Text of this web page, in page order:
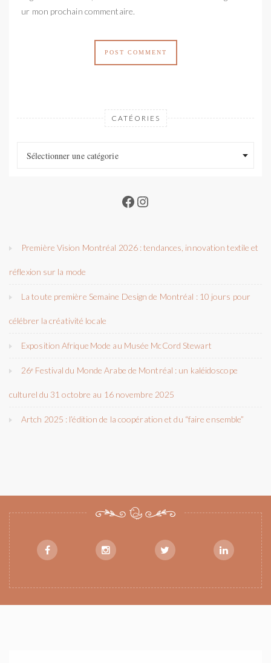
pour mon prochain commentaire.
CATÉORIES
Sélectionner une catégorie
Facebook
Instagram
Première Vision Montréal 2026 : tendances, innovation textile et
réflexion sur la mode
La toute première Semaine Design de Montréal : 10 jours pour
célébrer la créativité locale
Exposition Afrique Mode au Musée McCord Stewart
26ᵉ Festival du Monde Arabe de Montréal : un kaléidoscope
culturel du 31 octobre au 16 novembre 2025
Artch 2025 : l’édition de la coopération et du “faire ensemble”